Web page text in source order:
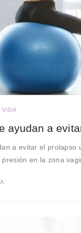
VIDA
ayudan a
a evitar el
presión en la zona